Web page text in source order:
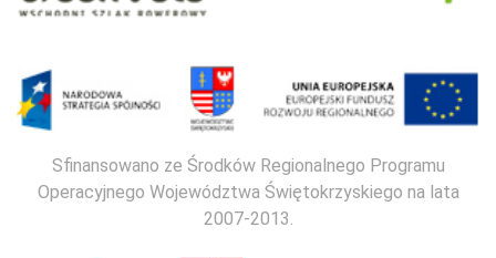
Sfinansowano ze Środków Regionalnego Programu
Operacyjnego Województwa Świętokrzyskiego na lata
2007-2013.